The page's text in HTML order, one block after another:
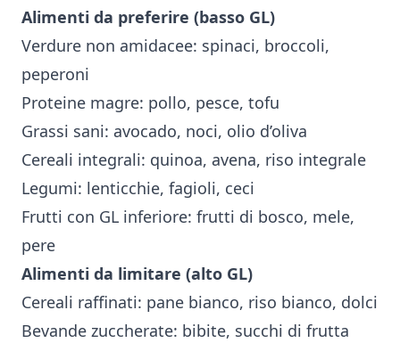
Alimenti da preferire (basso GL)
Verdure non amidacee: spinaci, broccoli,
peperoni
Proteine magre: pollo, pesce, tofu
Grassi sani: avocado, noci, olio d’oliva
Cereali integrali: quinoa, avena, riso integrale
Legumi: lenticchie, fagioli, ceci
Frutti con GL inferiore: frutti di bosco, mele,
pere
Alimenti da limitare (alto GL)
Cereali raffinati: pane bianco, riso bianco, dolci
Bevande zuccherate: bibite, succhi di frutta